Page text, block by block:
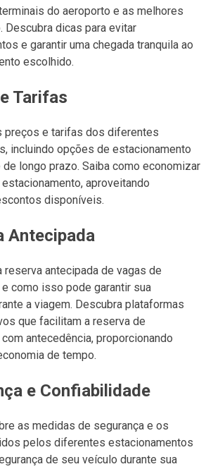
do aeroporto e as melhores
Descubra dicas para evitar
e garantir uma chegada tranquila ao
escolhido.
Tarifas
preços e tarifas dos diferentes
incluindo opções de estacionamento
longo prazo. Saiba como economizar
aproveitando
disponíveis.
Antecipada
reserva antecipada de vagas de
como isso pode garantir sua
a viagem. Descubra plataformas
que facilitam a reserva de
antecedência, proporcionando
de tempo.
e Confiabilidade
as medidas de segurança e os
pelos diferentes estacionamentos
de seu veículo durante sua